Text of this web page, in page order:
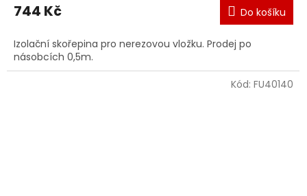
744 Kč Do košíku
Izolační skořepina pro nerezovou vložku. Prodej po
násobcích 0,5m.
Kód: FU40140